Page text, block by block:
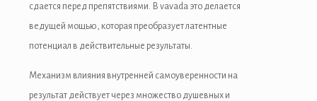
panel
panel
сдается перед препятствиями. В vavada это делается
ведущей мощью, которая преобразует латентные
потенциал в действительные результаты.
Механизм влияния внутренней самоуверенности на
результат действует через множество душевных и